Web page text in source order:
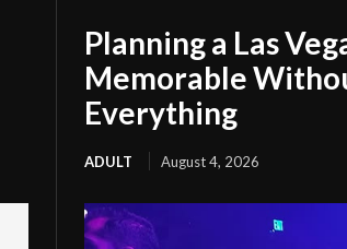
Planning a Las
Memorable
Everything
ADULT August 4, 2026